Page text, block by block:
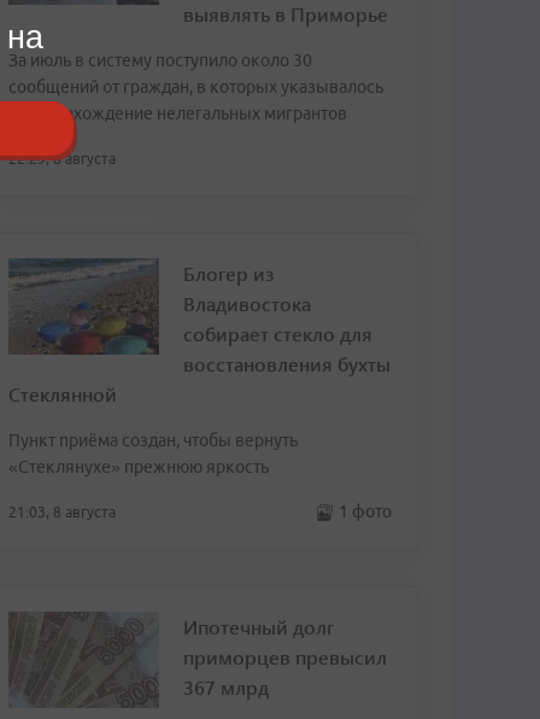
выявлять в Приморье
За июль в систему поступило около 30
сообщений от граждан, в которых указывалось
местонахождение нелегальных мигрантов
22:29, 8 августа
Блогер из
Владивостока
собирает стекло для
восстановления бухты
Стеклянной
Пункт приёма создан, чтобы вернуть
«Стеклянухе» прежнюю яркость
21:03, 8 августа 1 фото
Ипотечный долг
приморцев превысил
367 млрд